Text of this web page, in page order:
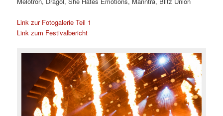
Link zur Fotogalerie Teil 1
Link zum Festivalbericht